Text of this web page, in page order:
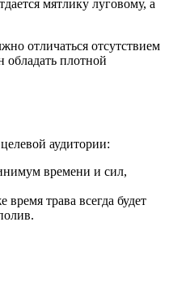
мятлику луговому, а
отличаться отсутствием
обладать плотной
аудитории:
времени и сил,
трава всегда будет